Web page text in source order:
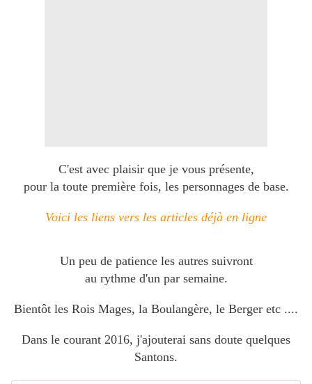
C'est avec plaisir que je vous présente,
pour la toute première fois, les personnages de base.
Voici les liens vers les articles déjà en ligne
Un peu de patience les autres suivront
au rythme d'un par semaine.
Bientôt les Rois Mages, la Boulangère, le Berger etc ....
Dans le courant 2016, j'ajouterai sans doute quelques
Santons.